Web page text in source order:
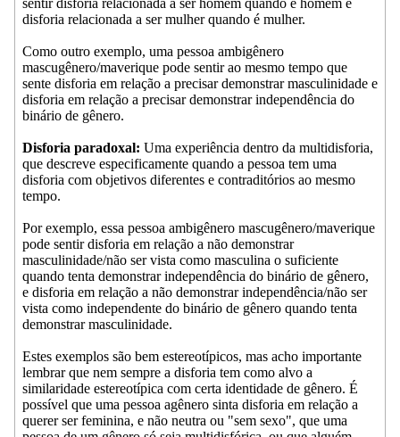
disforia relacionada a ser mulher quando é mulher.
Como outro exemplo, uma pessoa ambigênero
mascugênero/maverique pode sentir ao mesmo tempo que
sente disforia em relação a precisar demonstrar masculinidade e
disforia em relação a precisar demonstrar independência do
binário de gênero.
Disforia paradoxal: Uma experiência dentro da multidisforia,
que descreve especificamente quando a pessoa tem uma
disforia com objetivos diferentes e contraditórios ao mesmo
tempo.
Por exemplo, essa pessoa ambigênero mascugênero/maverique
pode sentir disforia em relação a não demonstrar
masculinidade/não ser vista como masculina o suficiente
quando tenta demonstrar independência do binário de gênero,
e disforia em relação a não demonstrar independência/não ser
vista como independente do binário de gênero quando tenta
demonstrar masculinidade.
Estes exemplos são bem estereotípicos, mas acho importante
lembrar que nem sempre a disforia tem como alvo a
similaridade estereotípica com certa identidade de gênero. É
possível que uma pessoa agênero sinta disforia em relação a
querer ser feminina, e não neutra ou "sem sexo", que uma